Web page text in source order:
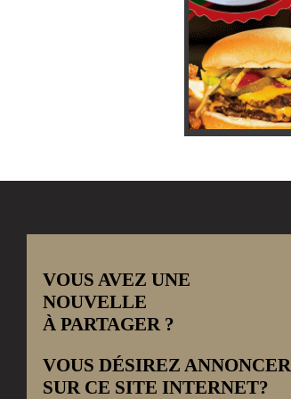
VOUS AVEZ UNE
NOUVELLE
À PARTAGER ?
VOUS DÉSIREZ ANNONCER
SUR CE SITE INTERNET?